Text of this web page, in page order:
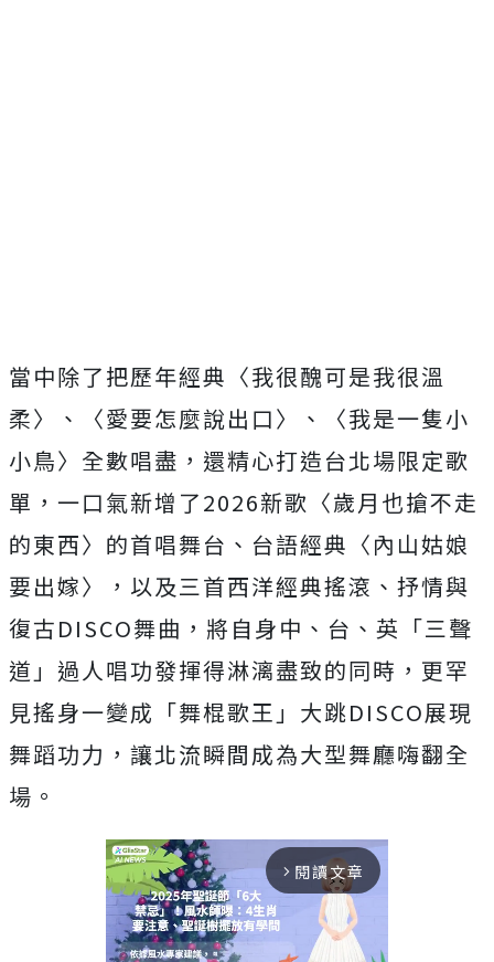
當中除了把歷年經典〈我很醜可是我很溫
柔〉、〈愛要怎麼說出口〉、〈我是一隻小
小鳥〉全數唱盡，還精心打造台北場限定歌
單，一口氣新增了2026新歌〈歲月也搶不走
的東西〉的首唱舞台、台語經典〈內山姑娘
要出嫁〉，以及三首西洋經典搖滾、抒情與
復古DISCO舞曲，將自身中、台、英「三聲
道」過人唱功發揮得淋漓盡致的同時，更罕
見搖身一變成「舞棍歌王」大跳DISCO展現
舞蹈功力，讓北流瞬間成為大型舞廳嗨翻全
場。
arrow_forward_ios 閱讀文章